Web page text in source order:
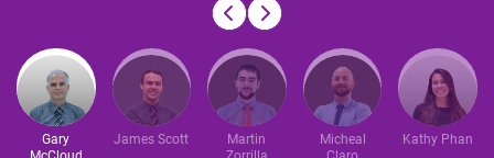
Gary
James Scott
Martin
Micheal
Kathy Phan